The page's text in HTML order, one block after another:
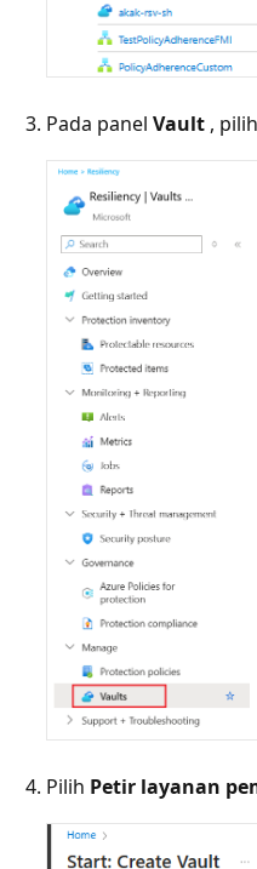
Pada panel Vault , pilih
Pilih Petir layanan